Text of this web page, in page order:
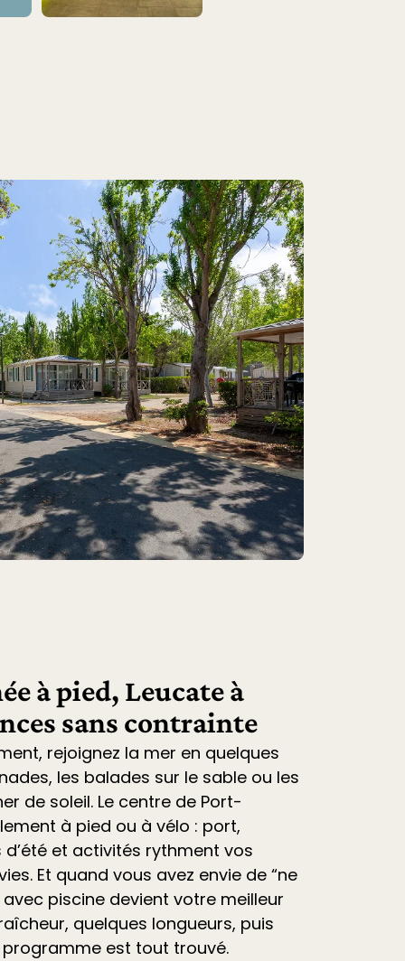
à pied, Leucate à
sans contrainte
rejoignez la mer en quelques
les balades sur le sable ou les
de soleil. Le centre de Port-
à pied ou à vélo : port,
et activités rythment vos
Et quand vous avez envie de “ne
piscine devient votre meilleur
quelques longueurs, puis
est tout trouvé.